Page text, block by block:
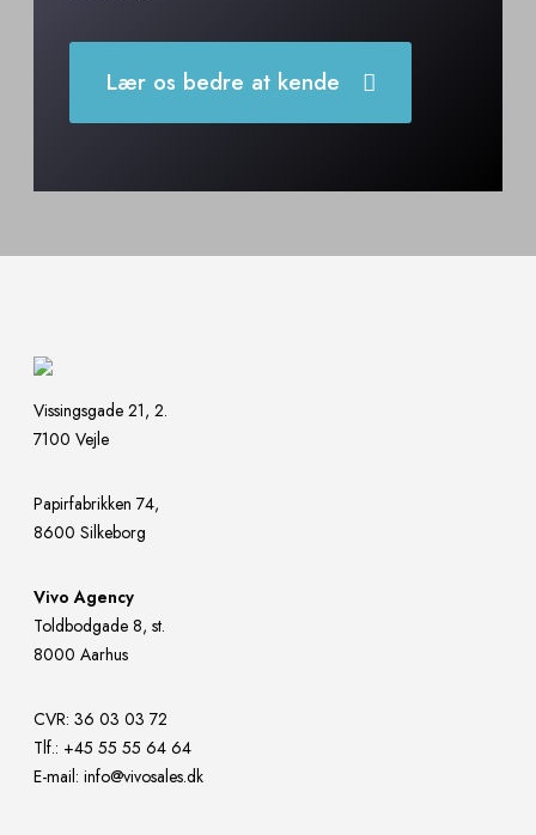
Lær os bedre at kende
Vissingsgade 21, 2.
7100 Vejle
Papirfabrikken 74,
8600 Silkeborg
Vivo Agency
Toldbodgade 8, st.
8000 Aarhus
CVR: 36 03 03 72
Tlf.: +45 55 55 64 64
E-mail: info@vivosales.dk